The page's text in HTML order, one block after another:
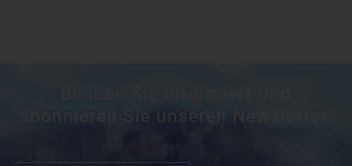
abonnieren Sie unseren Newsletter: